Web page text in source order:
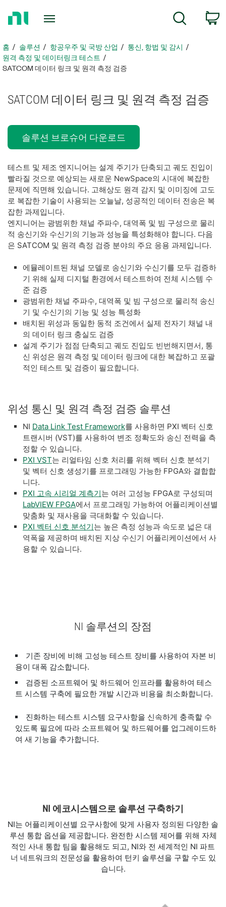
지
로
돌
홈 솔루션 항공우주 및 국방 산업
통신, 항법 및 감시
원격 측정 및 데이터링크 테스트
SATCOM 데이터 링크 및 원격 측정 검증
SATCOM 데이터 링크 및 원격 측정 검증
솔루션 브로슈어 다운로드
테스트 및 제조 엔지니어는 설계 주기가 단축되고 궤도 진입이
빨라질 것으로 예상되는 새로운 NewSpace의 시대에 복잡한
문제에 직면해 있습니다. 고해상도 원격 감지 및 이미징에 고도
로 복잡한 기술이 사용되는 오늘날, 성공적인 데이터 전송은 복
잡한 과제입니다.
엔지니어는 광범위한 채널 주파수, 대역폭 및 빔 구성으로 물리
적 송신기와 수신기의 기능과 성능을 특성화해야 합니다. 다음
은 SATCOM 및 원격 측정 검증 분야의 주요 응용 과제입니다.
에뮬레이트된 채널 모델로 송신기와 수신기를 모두 검증하
기 위해 실제 디지털 환경에서 테스트하여 전체 시스템 수
준 검증
광범위한 채널 주파수, 대역폭 및 빔 구성으로 물리적 송신
기 및 수신기의 기능 및 성능 특성화
배치된 위성과 동일한 동적 조건에서 실제 전자기 채널 내
의 데이터 링크 충실도 검증
설계 주기가 점점 단축되고 궤도 진입도 빈번해지면서, 통
신 위성은 원격 측정 및 데이터 링크에 대한 복잡하고 포괄
적인 테스트 및 검증이 필요합니다.
위성 통신 및 원격 측정 검증 솔루션
NI Data Link Test Framework를 사용하면 PXI 벡터 신호
트랜시버 (VST)를 사용하여 변조 정확도와 송신 전력을 측
정할 수 있습니다.
PXI VST는 리얼타임 신호 처리를 위해 벡터 신호 분석기
및 벡터 신호 생성기를 프로그래밍 가능한 FPGA와 결합합
니다.
PXI 고속 시리얼 계측기는 여러 고성능 FPGA로 구성되며
LabVIEW FPGA에서 프로그래밍 가능하여 어플리케이션별
맞춤화 및 재사용을 극대화할 수 있습니다.
PXI 벡터 신호 분석기는 높은 측정 성능과 속도로 넓은 대
역폭을 제공하며 배치된 지상 수신기 어플리케이션에서 사
용할 수 있습니다.
NI 솔루션의 장점
기존 장비에 비해 고성능 테스트 장비를 사용하여 자본 비
용이 대폭 감소합니다.
검증된 소프트웨어 및 하드웨어 인프라를 활용하여 테스
트 시스템 구축에 필요한 개발 시간과 비용을 최소화합니다.
진화하는 테스트 시스템 요구사항을 신속하게 충족할 수
있도록 필요에 따라 소프트웨어 및 하드웨어를 업그레이드하
여 새 기능을 추가합니다.
NI 에코시스템으로 솔루션 구축하기
NI는 어플리케이션별 요구사항에 맞게 사용자 정의된 다양한 솔
루션 통합 옵션을 제공합니다. 완전한 시스템 제어를 위해 자체
적인 사내 통합 팀을 활용해도 되고, NI와 전 세계적인 NI 파트
너 네트워크의 전문성을 활용하여 턴키 솔루션을 구할 수도 있
습니다.